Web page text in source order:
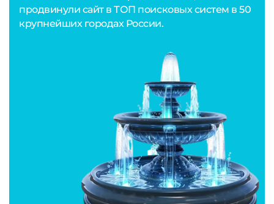
продвинули сайт в ТОП поисковых систем в 50
крупнейших городах России.